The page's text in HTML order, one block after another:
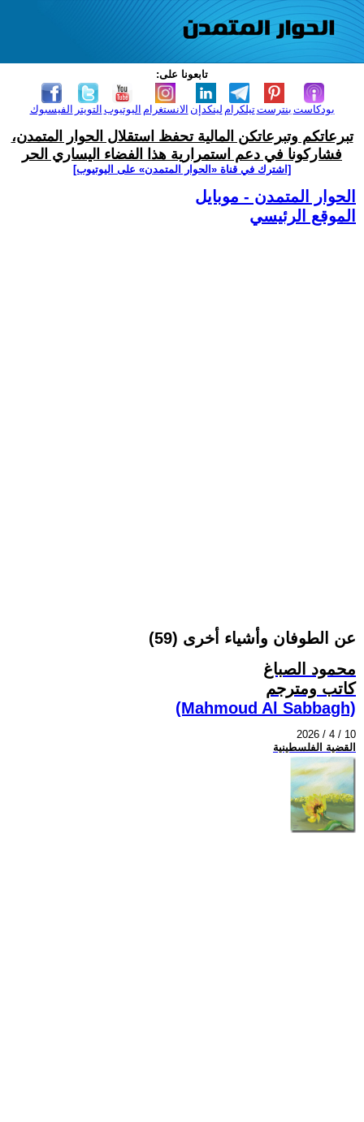
تابعونا على:
الفيسبوك التويتر اليوتيوب الانستغرام لينكدإن تيلكرامبنترست بودكاست
تبرعاتكم وتبرعاتكن المالية تحفظ استقلال الحوار المتمدن،
فشاركونا في دعم استمرارية هذا الفضاء اليساري الحر
[اشترك في قناة ‫«الحوار المتمدن» على اليوتيوب]
الحوار المتمدن - موبايل
الموقع الرئيسي
عن الطوفان وأشياء أخرى (59)
محمود الصباغ
كاتب ومترجم
(Mahmoud Al Sabbagh)
2026 / 4 / 10
القضية الفلسطينية